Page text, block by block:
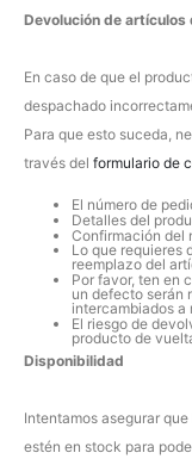
Devolución de
En caso de que el
despachado
Para que esto suceda,
través del formulario de
El número de
Detalles del
Confirmación del
Lo que requieres
reemplazo del
Por favor, ten en
un defecto serán
intercambiados a
El riesgo de
producto de
Disponibilidad
Intentamos asegurar
estén en stock para